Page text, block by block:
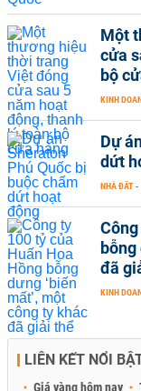
Một
cửa
bộ
KINH
Dự
dứt
NHÀ ĐẤT -
đã
KINH
LIÊN KẾT NỔI
Giá vàng hôm nay